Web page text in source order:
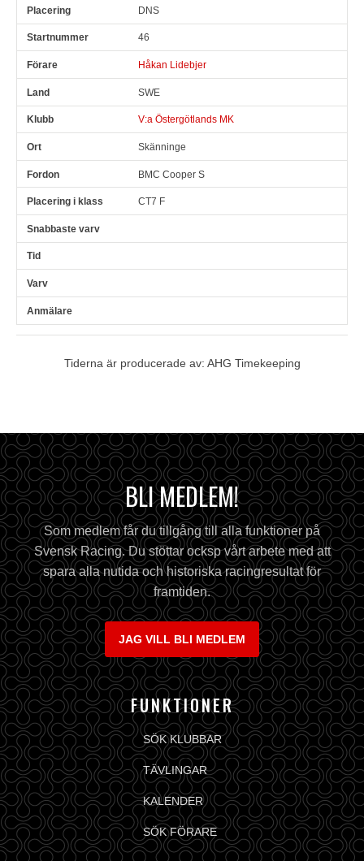
DNS
46
Håkan Lidebjer
SWE
V:a Östergötlands MK
Skänninge
BMC Cooper S
CT7 F
Tiderna är producerade av: AHG Timekeeping
BLI MEDLEM!
Som medlem får du tillgång till alla funktioner på
Svensk Racing. Du stöttar ocksp vårt arbete med att
spara alla nutida och historiska racingresultat för
framtiden.
JAG VILL BLI MEDLEM
FUNKTIONER
SÖK KLUBBAR
TÄVLINGAR
KALENDER
SÖK FÖRARE